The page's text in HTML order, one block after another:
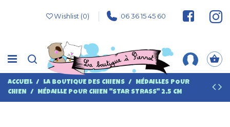
Wishlist (0) 06 36 15 45 60
ACCUEIL LA BOUTIQUE DES CHIENS
MÉDAILLES POUR
CHIEN
MÉDAILLE POUR CHIEN "STAR STRASS" 2,5 CM